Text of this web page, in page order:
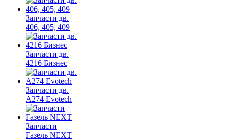
Запчасти дв.
406, 405, 409
Запчасти дв.
4216 Бизнес
Запчасти дв.
A274 Evotech
Запчасти
Газель NEXT